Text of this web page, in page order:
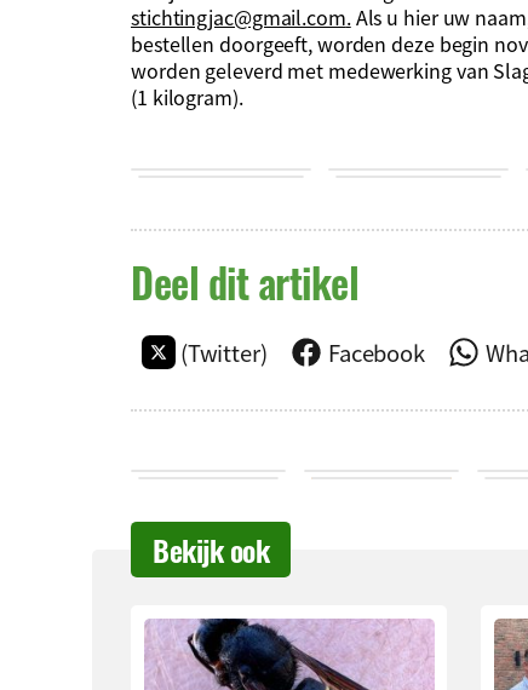
stichtingjac@gmail.com.Als u hier uw
bestellen doorgeeft, worden deze begin
worden geleverd met medewerking van
(1 kilogram).
Deel dit artikel
(Twitter) Facebook
Bekijk ook